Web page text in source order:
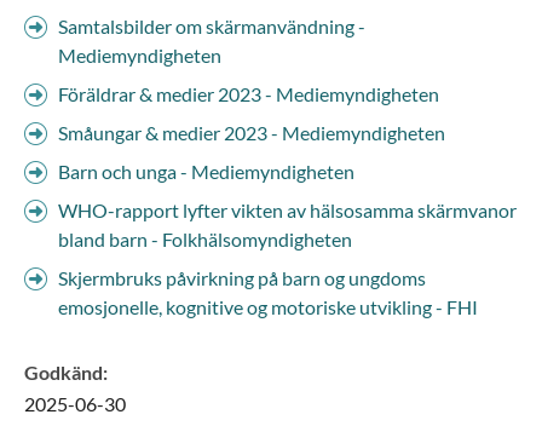
Samtalsbilder om skärmanvändning -
Mediemyndigheten
Föräldrar & medier 2023 - Mediemyndigheten
Småungar & medier 2023 - Mediemyndigheten
Barn och unga - Mediemyndigheten
WHO-rapport lyfter vikten av hälsosamma skärmvanor
bland barn - Folkhälsomyndigheten
Skjermbruks påvirkning på barn og ungdoms
emosjonelle, kognitive og motoriske utvikling - FHI
Godkänd:
2025-06-30